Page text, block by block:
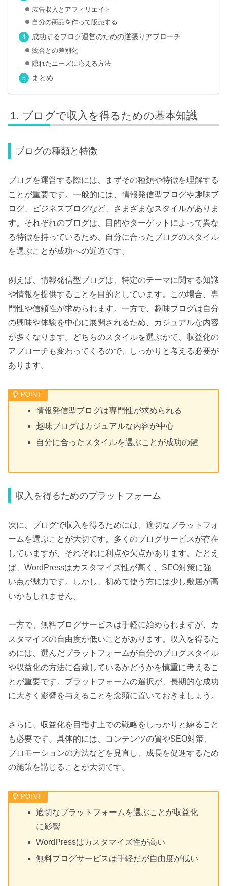
広告収入とアフィリエイト
自分の商品を作って販売する
成功するブログ運営のための逆張りアプローチ
競合との差別化
隠れたニーズに応える方法
まとめ
ブログで収入を得るための基本知識
ブログの種類と特徴
ブログを運営する際には、まずその種類や特徴を理解する
ことが重要です。一般的には、情報発信型ブログや趣味ブ
ログ、ビジネスブログなど、さまざまなスタイルがありま
す。それぞれのブログは、目的やターゲットによって異な
る特徴を持っているため、自分に合ったブログのスタイル
を選ぶことが成功への近道です。
例えば、情報発信型ブログは、特定のテーマに関する知識
や情報を提供することを目的としています。この場合、専
門性や信頼性が求められます。一方で、趣味ブログは自分
の興味や体験を中心に展開されるため、カジュアルな内容
が多くなります。どちらのスタイルを選ぶかで、収益化の
アプローチも変わってくるので、しっかりと考える必要が
あります。
情報発信型ブログは専門性が求められる
趣味ブログはカジュアルな内容が中心
自分に合ったスタイルを選ぶことが成功の鍵
収入を得るためのプラットフォーム
次に、ブログで収入を得るためには、適切なプラットフォ
ームを選ぶことが大切です。多くのブログサービスが存在
していますが、それぞれに利点や欠点があります。たとえ
ば、WordPressはカスタマイズ性が高く、SEO対策に強
い点が魅力です。しかし、初めて使う方には少し敷居が高
いかもしれません。
一方で、無料ブログサービスは手軽に始められますが、カ
スタマイズの自由度が低いことがあります。収入を得るた
めには、選んだプラットフォームが自分のブログスタイル
や収益化の方法に合致しているかどうかを慎重に考えるこ
とが重要です。プラットフォームの選択が、長期的な成功
に大きく影響を与えることを念頭に置いておきましょう。
さらに、収益化を目指す上での戦略をしっかりと練ること
も必要です。具体的には、コンテンツの質やSEO対策、
プロモーションの方法などを見直し、成長を促進するため
の施策を講じることが大切です。
適切なプラットフォームを選ぶことが収益化
に影響
WordPressはカスタマイズ性が高い
無料ブログサービスは手軽だが自由度が低い